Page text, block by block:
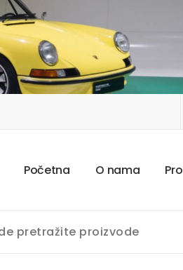
Početna O nama Pro